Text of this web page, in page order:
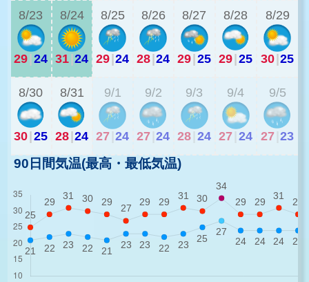
8/23
29|24
8/24
31|24
8/25
29|24
8/26
28|24
8/27
29|25
8/28
29|25
8/29
30|25
8/30
30|25
8/31
28|24
9/1
27 24
9/2
27 24
9/3
28 24
9/4
27 24
9/5
27 23
90日間気温(最高・最低気温)